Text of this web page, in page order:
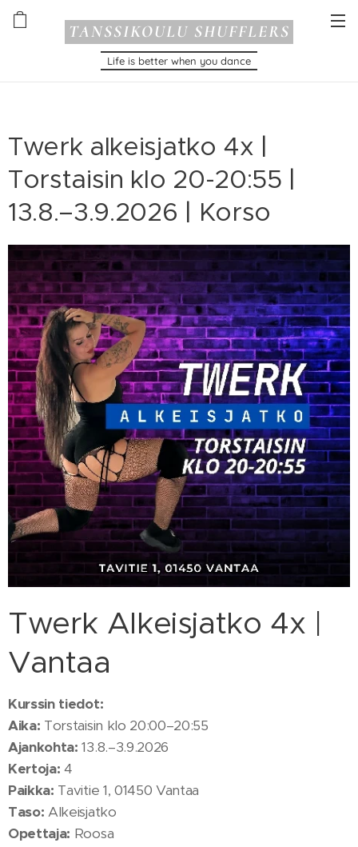
TANSSIKOULU SHUFFLERS
Life is better when you dance
Twerk alkeisjatko 4x |
Torstaisin klo 20-20:55 |
13.8.–3.9.2026 | Korso
Twerk Alkeisjatko 4x |
Vantaa
Kurssin tiedot:
Aika: Torstaisin klo 20:00–20:55
Ajankohta: 13.8.–3.9.2026
Kertoja: 4
Paikka: Tavitie 1, 01450 Vantaa
Taso: Alkeisjatko
Opettaja: Roosa